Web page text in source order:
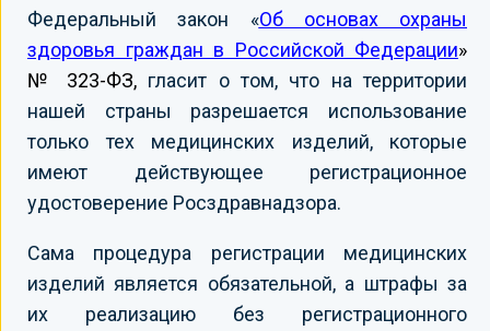
Федеральный закон «Об основах охраны
здоровья граждан в Российской Федерации»
№ 323-ФЗ, гласит о том, что на территории
нашей страны разрешается использование
только тех медицинских изделий, которые
имеют действующее регистрационное
удостоверение Росздравнадзора.
Сама процедура регистрации медицинских
изделий является обязательной, а штрафы за
их реализацию без регистрационного